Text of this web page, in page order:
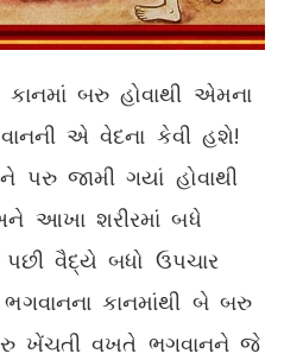
બરુ હોવાથી એમના
એ વેદના કેવી હશે!
જામી ગયાં હોવાથી
આખા શરીરમાં બધે
વૈદ્યે બધો ઉપચાર
કાનમાંથી બે બરુ
ખેંચતી વખતે ભગવાનને જે